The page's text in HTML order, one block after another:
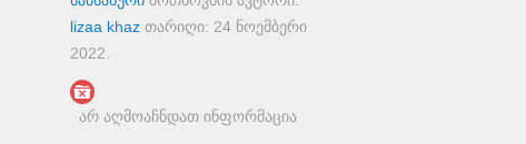
lizaa khazთარიღი: 24 ნოემბერი
2022
არ აღმოაჩნდათ ინფორმაცია